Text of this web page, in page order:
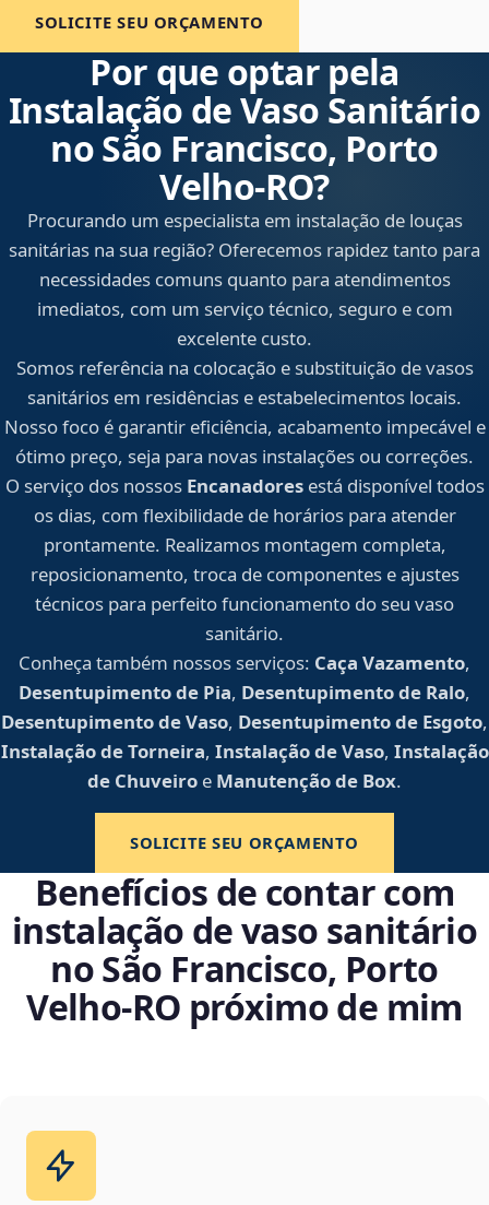
SOLICITE SEU ORÇAMENTO
Por que optar pela
Instalação de Vaso Sanitário
no São Francisco, Porto
Velho‑RO?
Procurando um especialista em instalação de louças
sanitárias na sua região? Oferecemos rapidez tanto para
necessidades comuns quanto para atendimentos
imediatos, com um serviço técnico, seguro e com
excelente custo.
Somos referência na colocação e substituição de vasos
sanitários em residências e estabelecimentos locais.
Nosso foco é garantir eficiência, acabamento impecável e
ótimo preço, seja para novas instalações ou correções.
O serviço dos nossos Encanadoresestá disponível todos
os dias, com flexibilidade de horários para atender
prontamente. Realizamos montagem completa,
reposicionamento, troca de componentes e ajustes
técnicos para perfeito funcionamento do seu vaso
sanitário.
Conheça também nossos serviços: Caça Vazamento,
Desentupimento de Pia, Desentupimento de Ralo,
Desentupimento de Vaso, Desentupimento de Esgoto,
Instalação de Torneira, Instalação de Vaso, Instalação
de Chuveiro e Manutenção de Box.
SOLICITE SEU ORÇAMENTO
Benefícios de contar com
instalação de vaso sanitário
no São Francisco, Porto
Velho‑RO próximo de mim